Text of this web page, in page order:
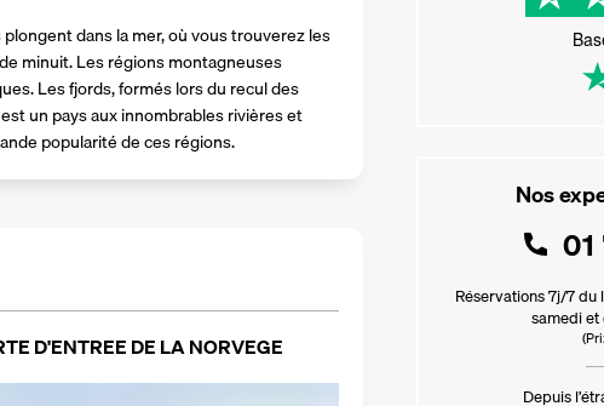
Nos
Réservations 7j/7 du
samedi et
Depuis
dans la mer, où vous trouverez les
minuit. Les régions montagneuses
Les fjords, formés lors du recul des
un pays aux innombrables rivières et
popularité de ces régions.
D'ENTREE DE LA NORVEGE